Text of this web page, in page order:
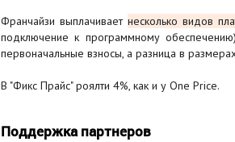
Франчайзи выплачивает несколько видов
подключение к программному
первоначальные взносы, а разница в
В "Фикс Прайс" роялти 4%, как и у One Price.
Поддержка партнеров